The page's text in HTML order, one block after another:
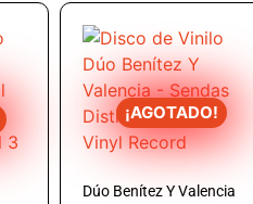
¡AGOTADO!
Dúo Benítez Y Valencia